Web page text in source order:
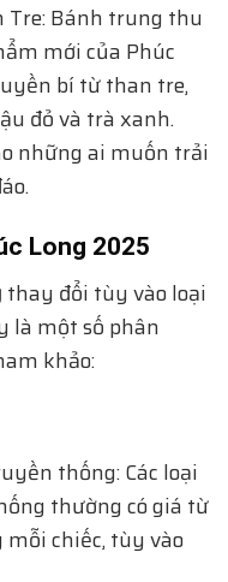
Bánh trung thu
mới của Phúc
bí từ than tre,
đỏ và trà xanh.
những ai muốn trải
Long 2025
thay đổi tùy vào loại
là một số phân
khảo:
thống: Các loại
thường có giá từ
chiếc, tùy vào